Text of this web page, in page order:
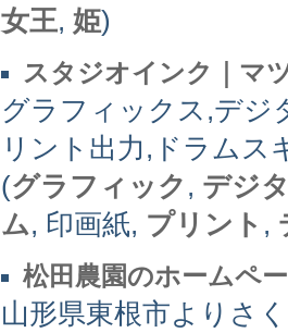
女王, 姫)
スタジオインク｜マ
グラフィックス,デジ
リント出力,ドラムス
(グラフィック , デジ
ム, 印画紙, プリント ,
松田農園のホームペ
山形県東根市よりさ